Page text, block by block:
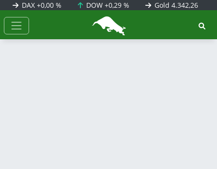
DAX +0,00 % DOW+0,29 % Gold 4.342,26
BörsenNEWS.de